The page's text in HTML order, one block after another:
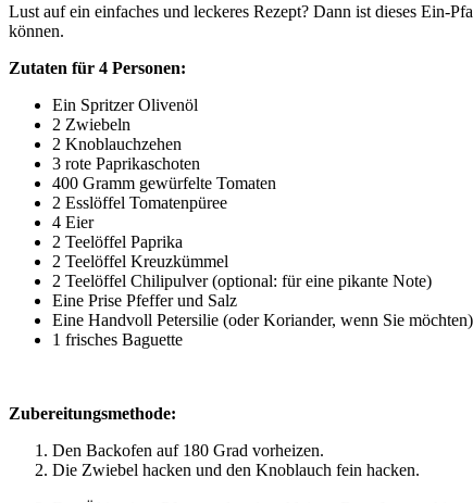
Lust auf ein einfaches und leckeres Rezept? Dann ist dieses Ein-
können.
Zutaten für 4 Personen:
Ein Spritzer Olivenöl
2 Zwiebeln
2 Knoblauchzehen
3 rote Paprikaschoten
400 Gramm gewürfelte Tomaten
2 Esslöffel Tomatenpüree
4 Eier
2 Teelöffel Paprika
2 Teelöffel Kreuzkümmel
2 Teelöffel Chilipulver (optional: für eine pikante Note)
Eine Prise Pfeffer und Salz
Eine Handvoll Petersilie (oder Koriander, wenn Sie möchten)
1 frisches Baguette
Zubereitungsmethode:
Den Backofen auf 180 Grad vorheizen.
Die Zwiebel hacken und den Knoblauch fein hacken.